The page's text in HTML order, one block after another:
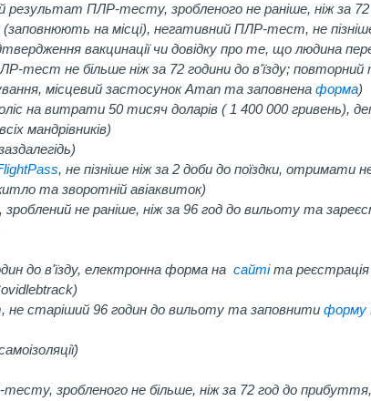
ПЛР-тесту, зробленого не раніше, ніж за 72
(заповнюють на місці), негативний ПЛР-тест, не
вакцинації чи довідку про те, що людина
тест не більше ніж за 72 години до в'їзду;
місцевий застосунок Aman та заповнена форма)
на витрати 50 тисяч доларів ( 1 400 000 гривень),
мандрівників)
, не пізніше ніж за 2 доби до поїздки,
та зворотній авіаквиток)
не раніше, ніж за 96 год до вильоту та
до в'їзду, електронна форма насайтіта реєстрація
старіший 96 годин до вильоту та заповнити форму
зробленого не більше, ніж за 72 год до